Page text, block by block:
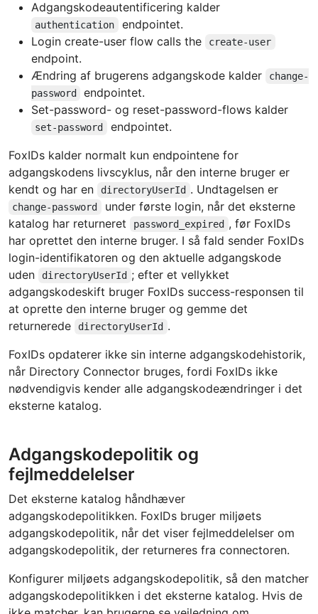
Adgangskodeautentificering kalder
authentication
endpointet.
Login create-user flow calls the
create-user
endpoint.
Ændring af brugerens adgangskode kalder
change-
password
endpointet.
Set-password- og reset-password-flows kalder
set-password
endpointet.
FoxIDs kalder normalt kun endpointene for
adgangskodens livscyklus, når den interne bruger er
kendt og har en
directoryUserId . Undtagelsen er
change-password
under første login, når det eksterne
katalog har returneret
password_expired , før FoxIDs
har oprettet den interne bruger. I så fald sender FoxIDs
login-identifikatoren og den aktuelle adgangskode
uden
directoryUserId ; efter et vellykket
adgangskodeskift bruger FoxIDs success-responsen til
at oprette den interne bruger og gemme det
returnerede
directoryUserId .
FoxIDs opdaterer ikke sin interne adgangskodehistorik,
når Directory Connector bruges, fordi FoxIDs ikke
nødvendigvis kender alle adgangskodeændringer i det
eksterne katalog.
Adgangskodepolitik og
fejlmeddelelser
Det eksterne katalog håndhæver
adgangskodepolitikken. FoxIDs bruger miljøets
adgangskodepolitik, når det viser fejlmeddelelser om
adgangskodepolitik, der returneres fra connectoren.
Konfigurer miljøets adgangskodepolitik, så den matcher
adgangskodepolitikken i det eksterne katalog. Hvis de